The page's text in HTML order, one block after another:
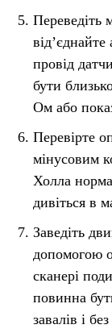
Переведіть
провід
бути
Ом або
Перевірте
мінусовим
Холла
дивіться в
Заведіть
допомогою
сканері
повинна
завалів і